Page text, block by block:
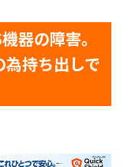
器の障害。
持ち出しで